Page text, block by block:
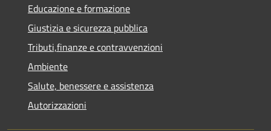
Educazione e formazione
Giustizia e sicurezza pubblica
Tributi,finanze e contravvenzioni
Ambiente
Salute, benessere e assistenza
Autorizzazioni